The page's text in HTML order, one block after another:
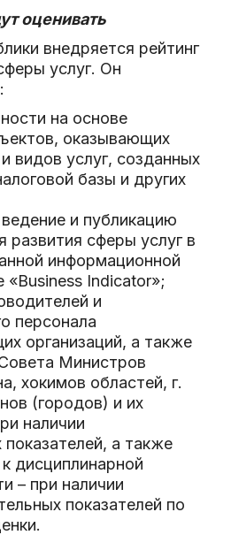
оценивать
внедряется рейтинг
услуг. Он
на основе
оказывающих
видов услуг, созданных
базы и других
и публикацию
развития сферы услуг в
информационной
«Business Indicator»;
и
персонала
организаций, а также
Министров
хокимов областей, г.
(городов) и их
наличии
а также
дисциплинарной
– при наличии
показателей по